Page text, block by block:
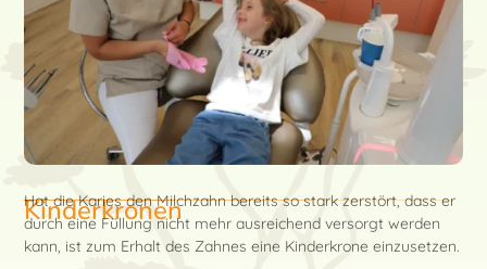
Kinderkronen
Hat die Karies den Milchzahn bereits so stark zerstört, dass er
durch eine Füllung nicht mehr ausreichend versorgt werden
kann, ist zum Erhalt des Zahnes eine Kinderkrone einzusetzen.